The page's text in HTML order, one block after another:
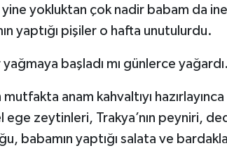
yine yokluktan çok nadir babam da
yaptığı pişiler o hafta unutulurdu.
yağmaya başladı mı günlerce yağardı.
mutfakta anam kahvaltıyı
ege zeytinleri, Trakya’nın peyniri,
babamın yaptığı salata ve